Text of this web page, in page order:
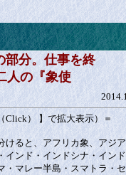
部分。仕事を終
人の『象使
Click） 】で拡大表示）＝
けると、アフリカ象、アジ
インド・インドシナ・イン
・マレー半島・スマトラ・